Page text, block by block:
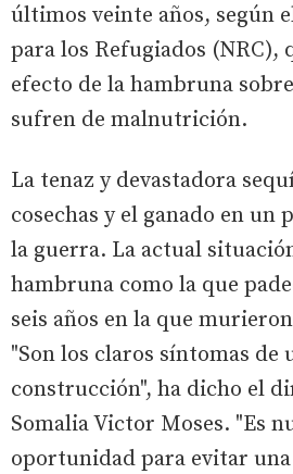
últimos veinte años, según
para los Refugiados (NRC),
efecto de la hambruna
sufren de malnutrición.
La tenaz y devastadora
cosechas y el ganado en un
la guerra. La actual
hambruna como la que
seis años en la que
"Son los claros síntomas de
construcción", ha dicho el
Somalia Victor Moses. "Es
oportunidad para evitar